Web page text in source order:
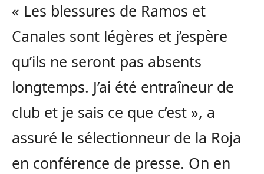
« Les blessures de Ramos et
Canales sont légères et j’espère
qu’ils ne seront pas absents
longtemps. J’ai été entraîneur de
club et je sais ce que c’est », a
assuré le sélectionneur de la Roja
en conférence de presse. On en